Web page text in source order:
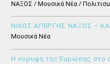
ΝΑΞΟΣ / Μουσικά Νέα /
ΝΙΚΟΣ ΑΠΕΡΓΗΣ ΝΑΞΟΣ –
Μουσικά Νέα
Η κορυφή της Ευρώπης στο